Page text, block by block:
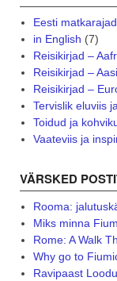
Eesti
in English (7)
Reisikirjad –
Reisikirjad –
Reisikirjad –
Tervislik eluviis
Toidud ja
Vaateviis ja
VÄRSKED
Rooma:
Miks minna
Rome: A Walk
Why go to
Ravipaast